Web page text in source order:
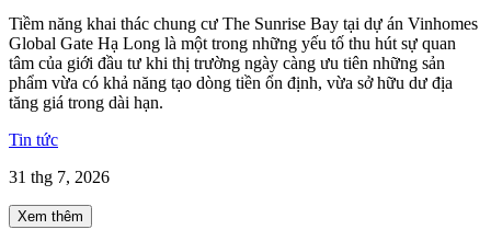
Tiềm năng khai thác chung cư The Sunrise Bay tại dự án Vinhomes
Global Gate Hạ Long là một trong những yếu tố thu hút sự quan
tâm của giới đầu tư khi thị trường ngày càng ưu tiên những sản
phẩm vừa có khả năng tạo dòng tiền ổn định, vừa sở hữu dư địa
tăng giá trong dài hạn.
Tin tức
31 thg 7, 2026
Xem thêm